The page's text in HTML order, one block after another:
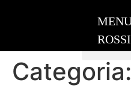
Categoria: